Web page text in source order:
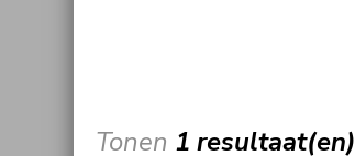
Tonen 1 resultaat(en)